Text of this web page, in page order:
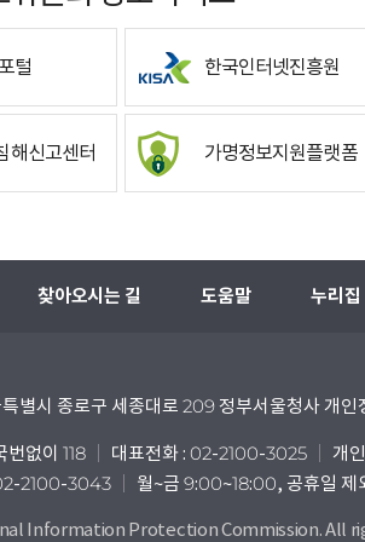
털 한국인터넷진흥원
해신고센터 가명정보지원플랫폼
찾아오시는 길 도움말 누리집
별시 종로구 세종대로 209 정부서울청사 개인
없이 118 대표전화 : 02-2100-3025
개
2100-3043
월~금 9:00~18:00, 공휴일 제
Information Protection Commission. All